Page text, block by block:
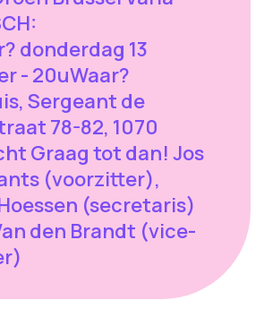
donderdag 13
- 20uWaar?
Sergeant de
78-82, 1070
Graag tot dan! Jos
(voorzitter),
(secretaris)
den Brandt (vice-